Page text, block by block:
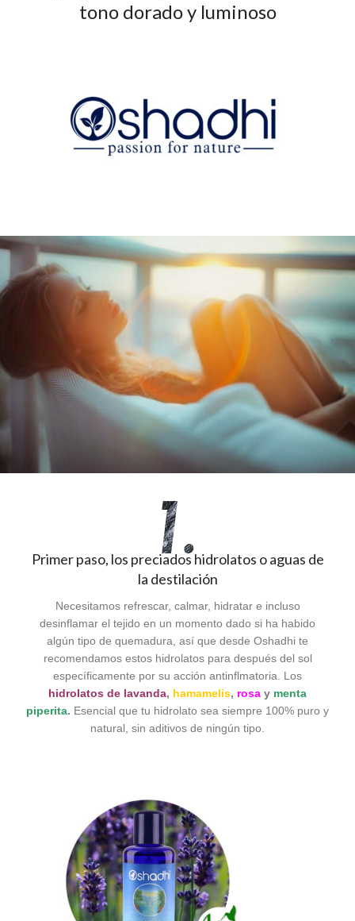
tono dorado y luminoso
Primer paso, los preciados hidrolatos o aguas de
la destilación
Necesitamos refrescar, calmar, hidratar e incluso
desinflamar el tejido en un momento dado si ha habido
algún tipo de quemadura, así que desde Oshadhi te
recomendamos estos hidrolatos para después del sol
específicamente por su acción antinflmatoria. Los
hidrolatos de lavanda, hamamelis, rosa y menta
piperita. Esencial que tu hidrolato sea siempre 100% puro y
natural, sin aditivos de ningún tipo.